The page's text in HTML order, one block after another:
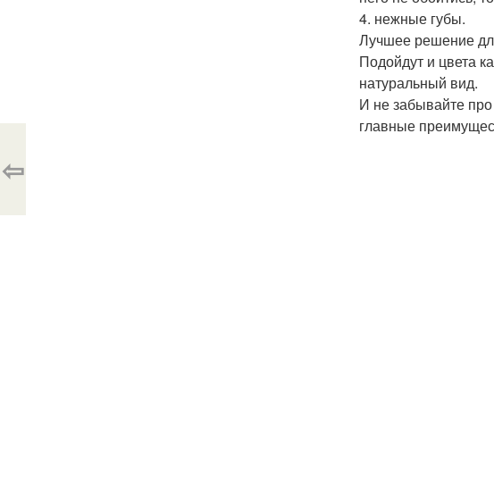
4. нежные губы.
Лучшее решение
Подойдут и цвета
натуральный вид.
И не забывайте
главные
⇦